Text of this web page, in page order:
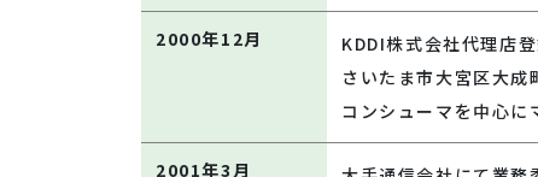
2000年12月
KDDI株式会社代理店
さいたま市大宮区大成
コンシューマを中心に
2001年3月